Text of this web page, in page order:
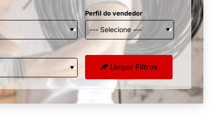
Perfil do vendedor
Limpar Filtros